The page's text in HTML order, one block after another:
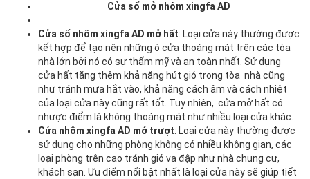
Cửa sổ mở nhôm xingfa AD
Cửa sổ nhôm xingfa AD mở hất: Loại cửa này thường được
kết hợp để tạo nên những ô cửa thoáng mát trên các tòa
nhà lớn bởi nó có sự thẩm mỹ và an toàn nhất. Sử dụng
cửa hất tăng thêm khả năng hút gió trong tòa nhà cũng
như tránh mưa hắt vào, khả năng cách âm và cách nhiệt
của loại cửa này cũng rất tốt. Tuy nhiên, cửa mở hất có
nhược điểm là không thoáng mát như nhiều loại cửa khác.
Cửa nhôm xingfa AD mở trượt: Loại cửa này thường được
sử dung cho những phòng không có nhiều không gian, các
loại phòng trên cao tránh gió va đập như nhà chung cư,
khách sạn. Ưu điểm nổi bật nhất là loại cửa này sẽ giúp tiết